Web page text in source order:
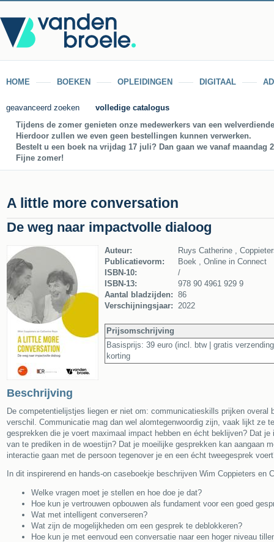
HOME BOEKEN OPLEIDINGEN DIGITAAL
geavanceerd zoeken
volledige catalogus
Tijdens de zomer genieten onze medewerkers van een
Hierdoor zullen we even geen bestellingen kunnen verwerken.
Bestelt u een boek na vrijdag 17 juli? Dan gaan we vanaf
Fijne zomer!
A little more conversation
De weg naar impactvolle dialoog
Auteur:
Ruys Catherine ,
Publicatievorm:
Boek , Online in Connect
ISBN-10:
/
ISBN-13:
978 90 4961 929 9
Aantal bladzijden: 86
Verschijningsjaar: 2022
Prijsomschrijving
Basisprijs: 39 euro (incl. btw | gratis
korting
Beschrijving
De competentielijstjes liegen er niet om: communicatieskills prijken
verschil. Communicatie mag dan wel alomtegenwoordig zijn, vaak lijkt ze
gesprekken die je voert maximaal impact hebben en écht beklijven? Dat
van te prediken in de woestijn? Dat je moeilijke gesprekken kan aangaan
interactie gaan met de persoon tegenover je en een écht tweegesprek
In dit inspirerend en hands-on caseboekje beschrijven Wim Coppieters
Welke vragen moet je stellen en hoe doe je dat?
Hoe kun je vertrouwen opbouwen als fundament voor een goed
Wat met intelligent converseren?
Wat zijn de mogelijkheden om een gesprek te deblokkeren?
Hoe kun je met eenvoud een conversatie naar een hoger niveau